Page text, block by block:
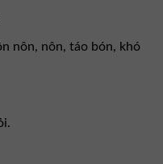
nôn, nôn, táo bón, khó